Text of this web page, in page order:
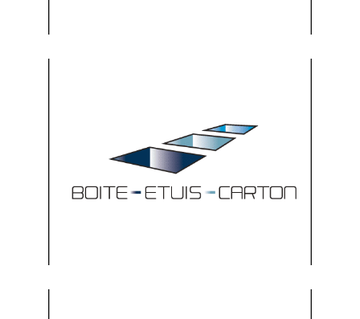
www.boite-etuis-
carton.fr
Visitez le site